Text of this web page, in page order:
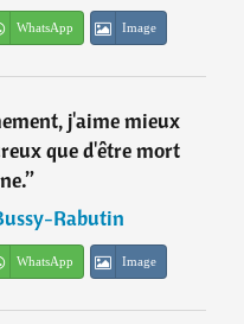
WhatsApp Image
j'aime mieux
que d'être mort
”
Rabutin
WhatsApp Image